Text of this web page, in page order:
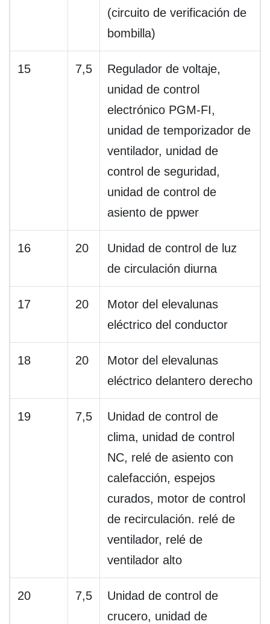
(circuito de verificación de
bombilla)
15 7,5
Regulador de voltaje,
unidad de control
electrónico PGM-FI,
unidad de temporizador de
ventilador, unidad de
control de seguridad,
unidad de control de
asiento de ppwer
16 20
Unidad de control de luz
de circulación diurna
17 20
Motor del elevalunas
eléctrico del conductor
18 20
Motor del elevalunas
eléctrico delantero derecho
19 7,5
Unidad de control de
clima, unidad de control
NC, relé de asiento con
calefacción, espejos
curados, motor de control
de recirculación. relé de
ventilador, relé de
ventilador alto
20 7,5
Unidad de control de
crucero, unidad de